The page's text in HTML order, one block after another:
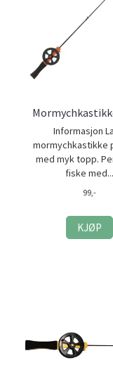
Informasjon
mormychkastikke
med myk topp.
fiske med...
99,-
KJØP